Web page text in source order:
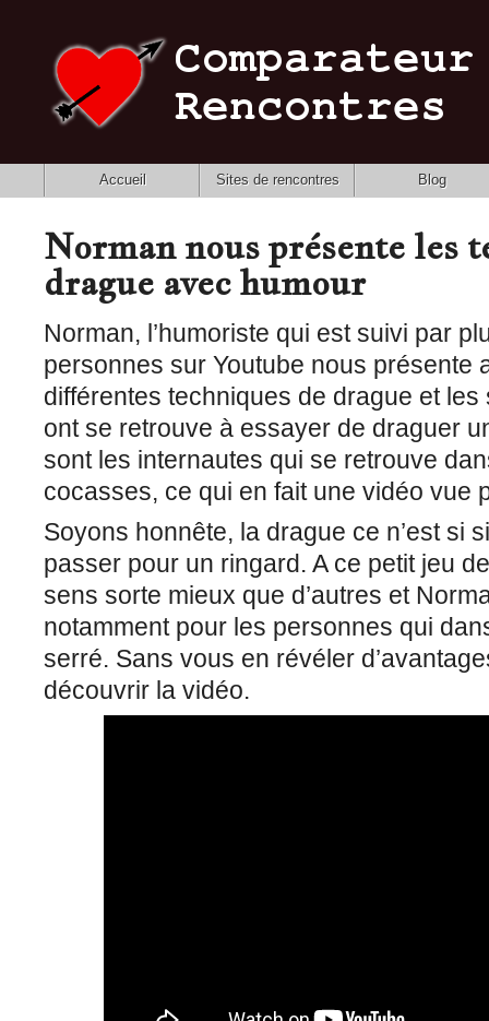
Accueil Sites de rencontres Blog
Norman nous présente les
drague avec humour
Norman, l’humoriste qui est suivi par
personnes sur Youtube nous présente
différentes techniques de drague et
ont se retrouve à essayer de draguer
sont les internautes qui se retrouve
cocasses, ce qui en fait une vidéo vue
Soyons honnête, la drague ce n’est si
passer pour un ringard. A ce petit jeu
sens sorte mieux que d’autres et
notamment pour les personnes qui
serré. Sans vous en révéler
découvrir la vidéo.